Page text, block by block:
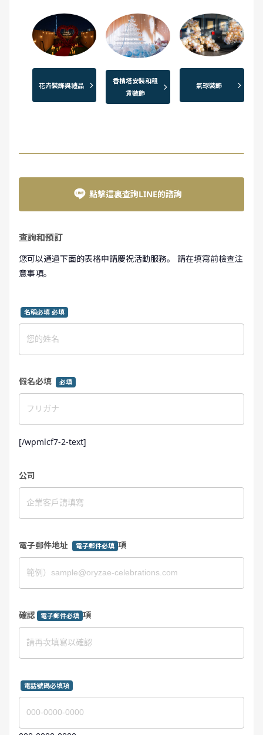
花卉裝飾與禮品
香檳塔安裝和租
賃裝飾
氣球裝飾
點擊這裏查詢LINE的諮詢
查詢和預訂
您可以通過下面的表格申請慶祝活動服務。 請在填寫前檢查注
意事項。
名稱必填 必填
假名必填 必填
[/wpmlcf7-2-text]
公司
電子郵件地址 電子郵件必填 項
確認 電子郵件必填 項
電話號碼必填項